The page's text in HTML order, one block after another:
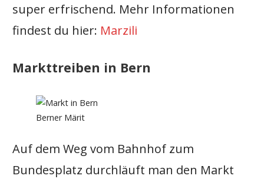
super erfrischend. Mehr Informationen
findest du hier: Marzili
Markttreiben in Bern
Berner Märit
Auf dem Weg vom Bahnhof zum
Bundesplatz durchläuft man den Markt